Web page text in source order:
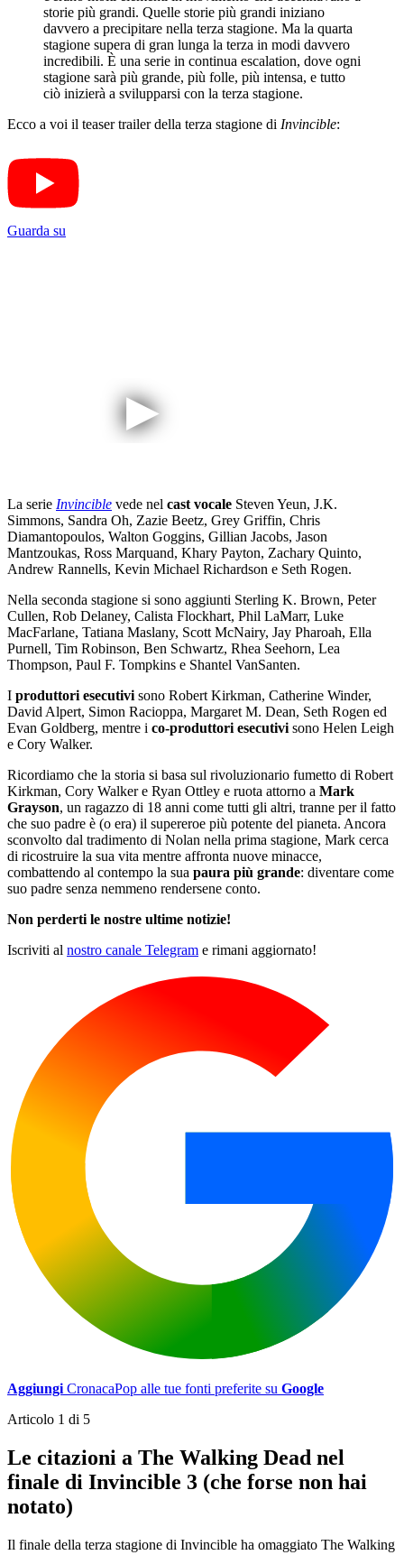
storie più grandi. Quelle storie più grandi iniziano
davvero a precipitare nella terza stagione. Ma la quarta
stagione supera di gran lunga la terza in modi davvero
incredibili. È una serie in continua escalation, dove ogni
stagione sarà più grande, più folle, più intensa, e tutto
ciò inizierà a svilupparsi con la terza stagione.
Ecco a voi il teaser trailer della terza stagione di Invincible:
Guarda su
La serie Invincible vede nel cast vocale Steven Yeun, J.K.
Simmons, Sandra Oh, Zazie Beetz, Grey Griffin, Chris
Diamantopoulos, Walton Goggins, Gillian Jacobs, Jason
Mantzoukas, Ross Marquand, Khary Payton, Zachary Quinto,
Andrew Rannells, Kevin Michael Richardson e Seth Rogen.
Nella seconda stagione si sono aggiunti Sterling K. Brown, Peter
Cullen, Rob Delaney, Calista Flockhart, Phil LaMarr, Luke
MacFarlane, Tatiana Maslany, Scott McNairy, Jay Pharoah, Ella
Purnell, Tim Robinson, Ben Schwartz, Rhea Seehorn, Lea
Thompson, Paul F. Tompkins e Shantel VanSanten.
I produttori esecutivi sono Robert Kirkman, Catherine Winder,
David Alpert, Simon Racioppa, Margaret M. Dean, Seth Rogen ed
Evan Goldberg, mentre i co-produttori esecutivi sono Helen Leigh
e Cory Walker.
Ricordiamo che la storia si basa sul rivoluzionario fumetto di Robert
Kirkman, Cory Walker e Ryan Ottley e ruota attorno a Mark
Grayson, un ragazzo di 18 anni come tutti gli altri, tranne per il fatto
che suo padre è (o era) il supereroe più potente del pianeta. Ancora
sconvolto dal tradimento di Nolan nella prima stagione, Mark cerca
di ricostruire la sua vita mentre affronta nuove minacce,
combattendo al contempo la sua paura più grande: diventare come
suo padre senza nemmeno rendersene conto.
Non perderti le nostre ultime notizie!
Iscriviti al nostro canale Telegram e rimani aggiornato!
Aggiungi CronacaPop alle tue fonti preferite su Google
Articolo 1 di 5
Le citazioni a The Walking Dead nel
finale di Invincible 3 (che forse non hai
notato)
Il finale della terza stagione di Invincible ha omaggiato The Walking